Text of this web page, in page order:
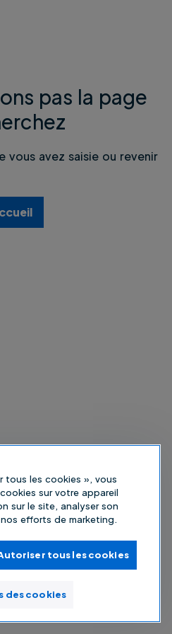
pas la page
vous avez saisie ou revenir
tous les cookies », vous
sur votre appareil
sur le site, analyser son
efforts de marketing.
tous les cookies
des cookies